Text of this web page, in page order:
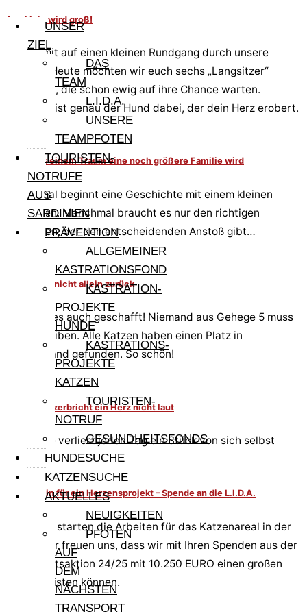
UNSER
ZIEL
DAS
TEAM
L.I.D.A.
UNSERE
TEAMPFOTEN
TOURISTEN-
NOTRUFE
AUS
SARDINIEN
PRÄVENTION
ALLGEMEINER
KASTRATIONSFOND
KASTRATION-
PROJEKTE
HUNDE
KASTRATIONS-
PROJEKTE
KATZEN
TOURISTEN-
NOTRUF
GESUNDHEITSFONDS
HUNDESUCHE
KATZENSUCHE
AKTUELLES
NEUIGKEITEN
PFOTEN
AUF
DEM
NÄCHSTEN
TRANSPORT
Aus klein wird groß!
Kommt mit auf einen kleinen Rundgang durch unsere
Gehege. Heute möchten wir euch sechs „Langsitzer“
vorstellen, die schon ewig auf ihre Chance warten.
Vielleicht ist genau der Hund dabei, der dein Herz erobert.
Wenn aus einem Traum eine noch größere Familie wird
Manchmal beginnt eine Geschichte mit einem kleinen
Gedanken. Manchmal braucht es nur den richtigen
Menschen, der den entscheidenden Anstoß gibt…
Lasst mich nicht allein zurück
Bigio hat es auch geschafft! Niemand aus Gehege 5 muss
zurückbleiben. Alle Katzen haben einen Platz in
Deutschland gefunden. So schön!
Manchmal zerbricht ein Herz nicht laut
Roxy – sie verliert jeden Tag ein Stück von sich selbst
Grundstein für ein Herzensprojekt – Spende an die L.I.D.A.
Im Herbst starten die Arbeiten für das Katzenareal in der
L.I.D.A. Wir freuen uns, dass wir mit Ihren Spenden aus der
Weihnachtsaktion 24/25 mit 10.250 EURO einen großen
Beitrag leisten können.